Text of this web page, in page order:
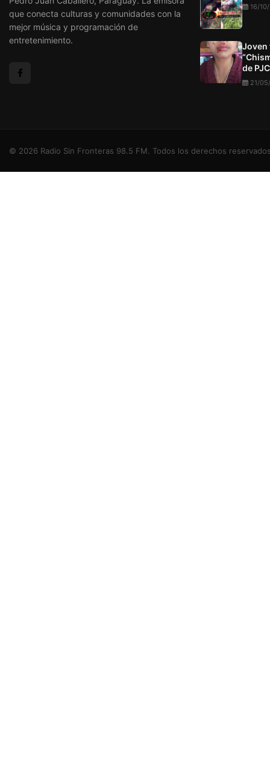
que conecta culturas y comunidades con la
mejor música y programación de
entretenimiento.
16/
Joven
de PJC
21/
© 2026 Radio Sin Fronteras 98.5 FM. Todos los derechos